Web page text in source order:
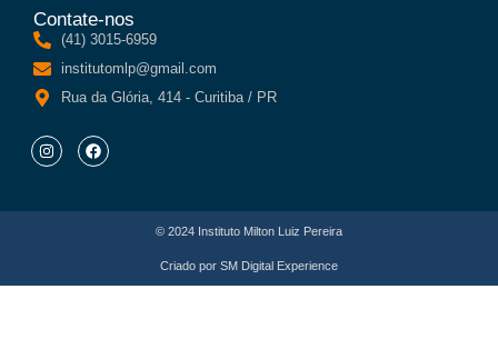
Contate-nos
(41) 3015-6959
institutomlp@gmail.com
Rua da Glória, 414 - Curitiba / PR
© 2024 Instituto Milton Luiz Pereira
Criado por SM Digital Experience